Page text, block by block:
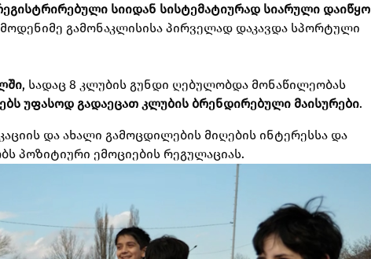
სიიდან სისტემატიურად სიარული დაიწყო
გამონაკლისისა პირველად დაკავდა სპორტული
, სადაც 8 კლუბის გუნდი ღებულობდა მონაწილეობას
უფასოდ გადაეცათ კლუბის ბრენდირებული მაისურები.
და ახალი გამოცდილების მიღების ინტერესსა და
პოზიტიური ემოციების რეგულაციას.